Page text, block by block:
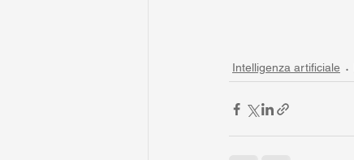
Intelligenza artificiale